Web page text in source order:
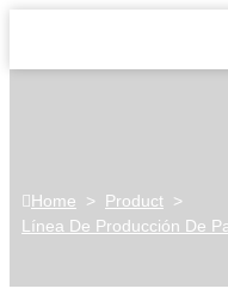
Home > Product >
Línea De Producción De